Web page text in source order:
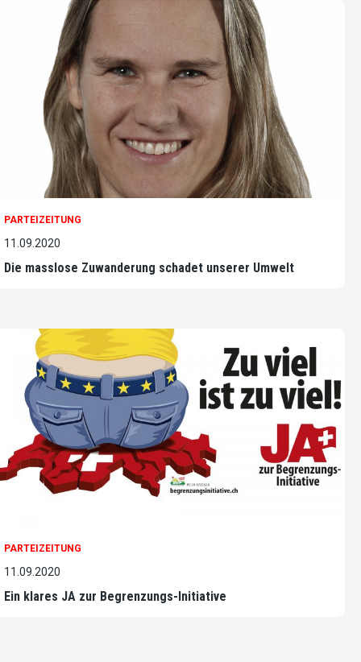
PARTEIZEITUNG
11.09.2020
Die masslose Zuwanderung schadet unserer Umwelt
PARTEIZEITUNG
11.09.2020
Ein klares JA zur Begrenzungs-Initiative